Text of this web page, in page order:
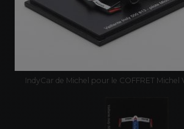
IndyCar de Michel pour le COFFRET Michel